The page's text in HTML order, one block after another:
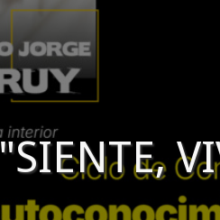
"SIENTE,